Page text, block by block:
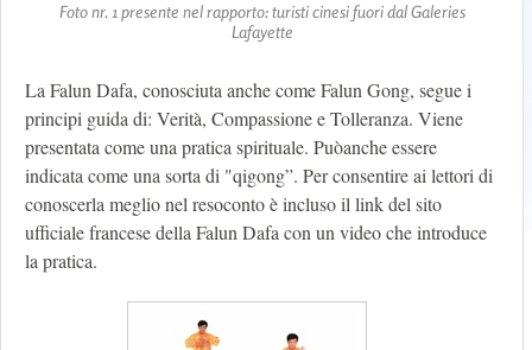
Foto nr. 1 presente nel rapporto: turisti cinesi fuori dal Galeries
Lafayette
La Falun Dafa, conosciuta anche come Falun Gong, segue i
principi guida di: Verità, Compassione e Tolleranza. Viene
presentata come una pratica spirituale. Puòanche essere
indicata come una sorta di "qigong”. Per consentire ai lettori di
conoscerla meglio nel resoconto è incluso il link del sito
ufficiale francese della Falun Dafa con un video che introduce
la pratica.